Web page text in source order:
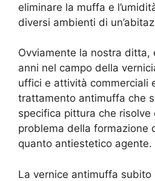
eliminare la muffa e
diversi ambienti di
Ovviamente la nostra ditta,
anni nel campo della
uffici e attività commerciali
trattamento antimuffa che
specifica pittura che
problema della formazione
quanto antiestetico agente.
La vernice antimuffa subito